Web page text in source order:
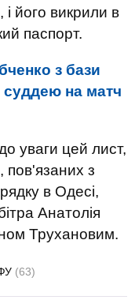
його викрили в
паспорт.
з бази
на матч
уваги цей лист,
пов'язаних з
в Одесі,
Анатолія
Трухановим.
(63)